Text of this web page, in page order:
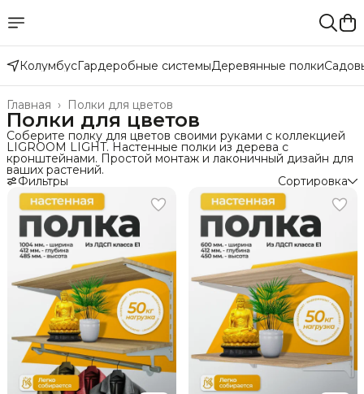
КолумбусГардеробные системыДеревянные полки
Полки для цветов
Главная ›
Полки для цветов
Соберите полку для цветов своими руками с коллекцией
LIGROOM LIGHT. Настенные полки из дерева с
кронштейнами. Простой монтаж и лаконичный дизайн для
ваших растений.
Фильтры Сортировка